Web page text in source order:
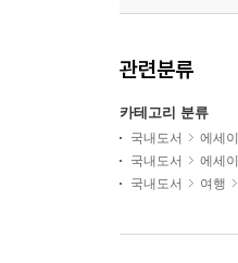
관련분류
카테고리 분류
국내도서 에세이
국내도서
에세이
국내도서
여행